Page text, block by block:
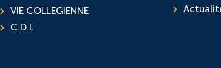
VIE COLLEGIENNE
C.D.I.